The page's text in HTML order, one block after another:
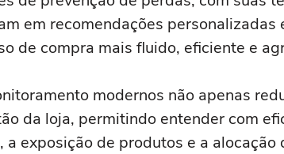
em recomendações
de compra mais fluido, eficiente e
modernos não apenas
da loja, permitindo entender com
a exposição de produtos e a alocação